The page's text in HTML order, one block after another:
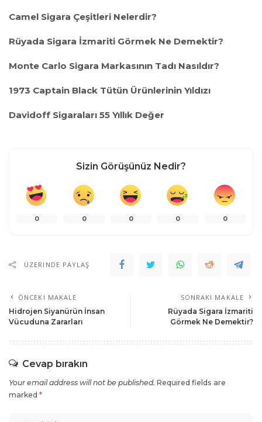
giriş
Camel Sigara Çeşitleri Nelerdir?
Rüyada Sigara İzmariti Görmek Ne Demektir?
Monte Carlo Sigara Markasının Tadı Nasıldır?
1973 Captain Black Tütün Ürünlerinin Yıldızı
Davidoff Sigaraları 55 Yıllık Değer
Sizin Görüşünüz Nedir?
0 0 0 0 0
ÜZERINDE PAYLAŞ
ÖNCEKI MAKALE
Hidrojen Siyanürün İnsan
Vücuduna Zararları
SONRAKI MAKALE
Rüyada Sigara İzmariti
Görmek Ne Demektir?
Cevap bırakın
Your email address will not be published. Required fields are
marked *